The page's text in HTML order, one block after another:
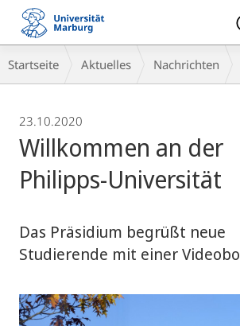
Mobile-
Navigation
Breadcrumb-
Navigation
Startseite Aktuelles Nachrichten
23.10.2020
Willkommen an der
Philipps-Universität
Das Präsidium begrüßt neue
Studierende mit einer